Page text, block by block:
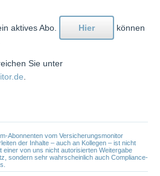
aktives Abo.
Hier
können
Sie unter
Abonnenten vom Versicherungsmonitor
der Inhalte – auch an Kollegen – ist nicht
einer von uns nicht autorisierten Weitergabe
sondern sehr wahrscheinlich auch Compliance-